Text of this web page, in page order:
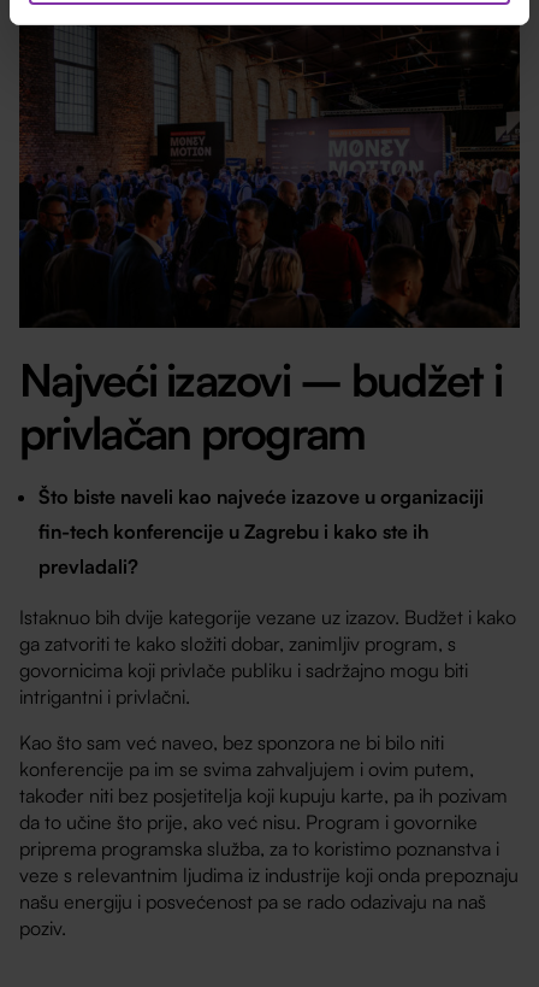
Najveći izazovi – budžet i
privlačan program
Što biste naveli kao najveće izazove u organizaciji
fin-tech konferencije u Zagrebu i kako ste ih
prevladali?
Istaknuo bih dvije kategorije vezane uz izazov. Budžet i kako
ga zatvoriti te kako složiti dobar, zanimljiv program, s
govornicima koji privlače publiku i sadržajno mogu biti
intrigantni i privlačni.
Kao što sam već naveo, bez sponzora ne bi bilo niti
konferencije pa im se svima zahvaljujem i ovim putem,
također niti bez posjetitelja koji kupuju karte, pa ih pozivam
da to učine što prije, ako već nisu. Program i govornike
priprema programska služba, za to koristimo poznanstva i
veze s relevantnim ljudima iz industrije koji onda prepoznaju
našu energiju i posvećenost pa se rado odazivaju na naš
poziv.